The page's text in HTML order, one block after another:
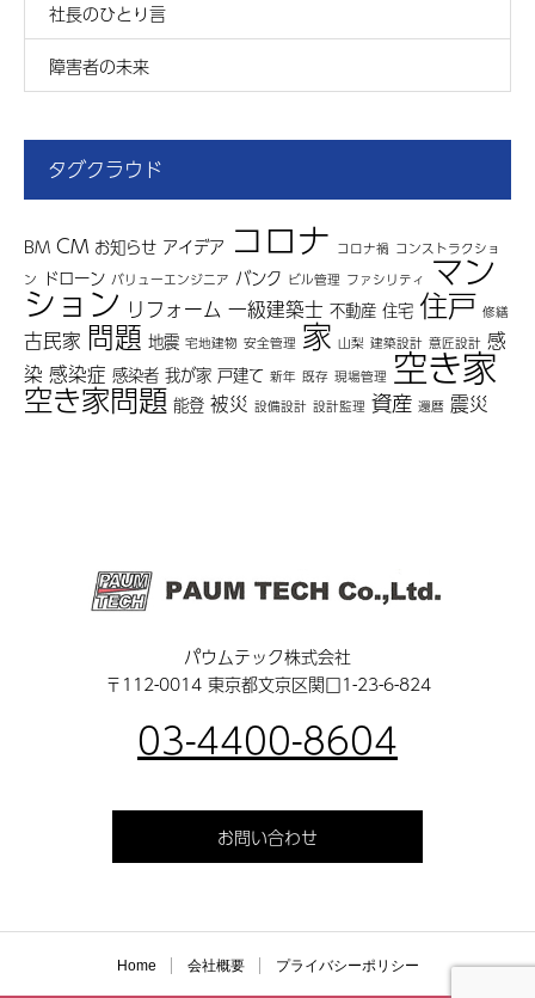
社長のひとり言
障害者の未来
タグクラウド
BM CM お知らせ アイデア コロナ コロナ禍 コンストラクショ
ン ドローン バリューエンジニア バンク ビル管理 ファシリティ マン
ション リフォーム 一級建築士 不動産 住宅 住戸 修繕
古民家 問題 地震 宅地建物 安全管理 家 山梨 建築設計 意匠設計 感
染 感染症 感染者 我が家 戸建て 新年 既存 現場管理 空き家
空き家問題 能登 被災 設備設計 設計監理 資産 還暦 震災
パウムテック株式会社
〒112-0014 東京都文京区関口1-23-6-824
03-4400-8604
お問い合わせ
Home 会社概要 プライバシーポリシー